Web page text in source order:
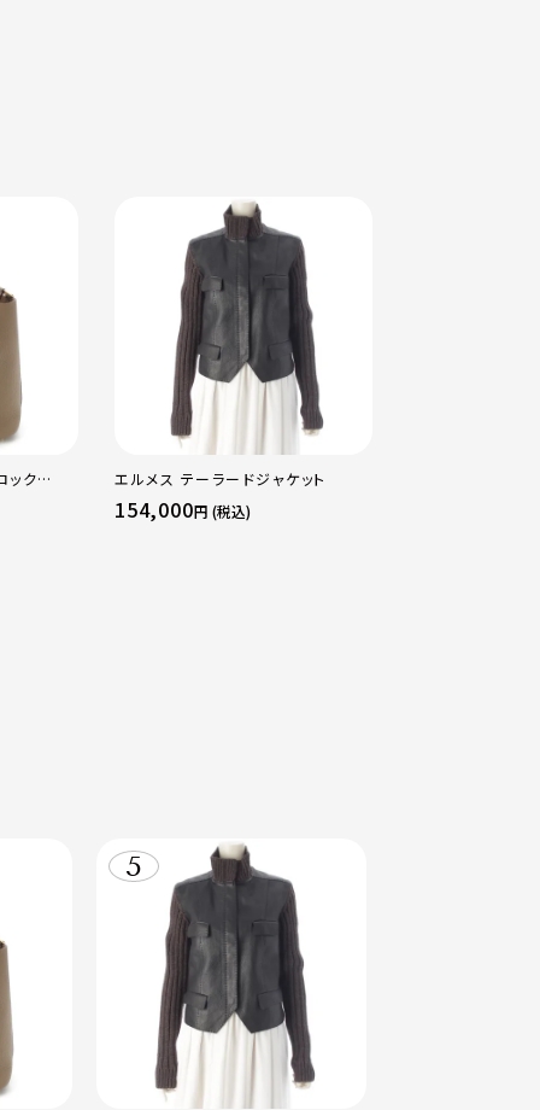
ック
ゴール
エルメス テーラードジャケット
154,000円 (税込)